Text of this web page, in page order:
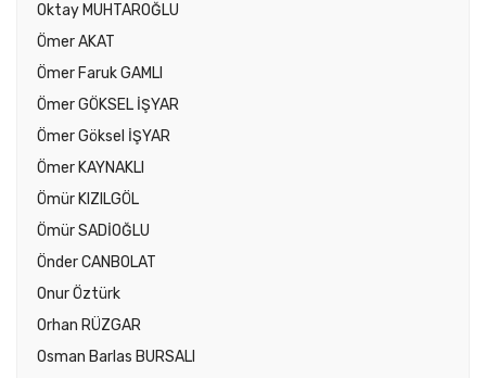
Oktay MUHTAROĞLU
Ömer AKAT
Ömer Faruk GAMLI
Ömer GÖKSEL İŞYAR
Ömer Göksel İŞYAR
Ömer KAYNAKLI
Ömür KIZILGÖL
Ömür SADİOĞLU
Önder CANBOLAT
Onur Öztürk
Orhan RÜZGAR
Osman Barlas BURSALI